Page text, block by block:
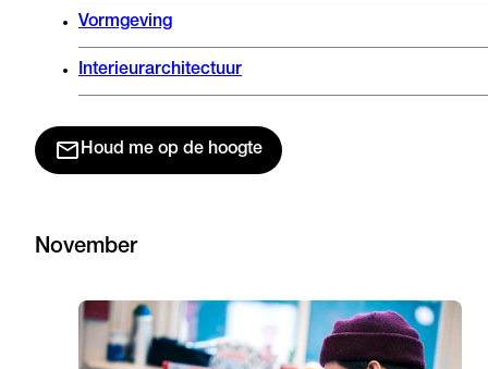
Vormgeving
Interieurarchitectuur
Houd me op de hoogte
November